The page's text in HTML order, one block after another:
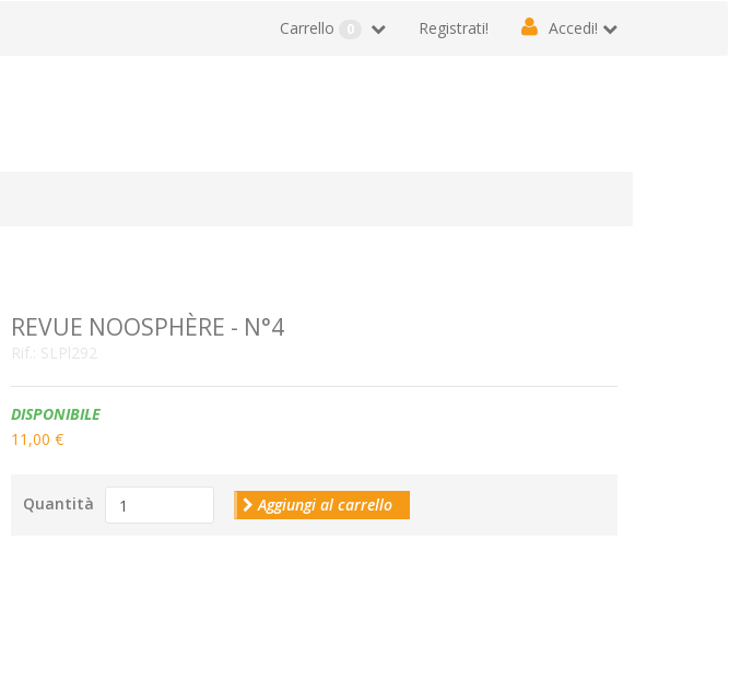
Registrati! Accedi!
Carrello 0
REVUE NOOSPHÈRE - N°4
Rif.: SLPl292
Disponibilità:
DISPONIBILE
11,00 €
Quantità Aggiungi al carrello